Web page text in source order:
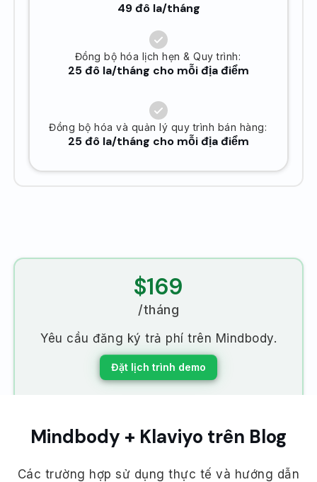
49 đô la/tháng
Đồng bộ hóa lịch hẹn & Quy trình:
25 đô la/tháng cho mỗi địa điểm
Đồng bộ hóa và quản lý quy trình bán hàng:
25 đô la/tháng cho mỗi địa điểm
$169
/tháng
Yêu cầu đăng ký trả phí trên Mindbody.
Đặt lịch trình demo
Mindbody + Klaviyo trên Blog
Các trường hợp sử dụng thực tế và hướng dẫn